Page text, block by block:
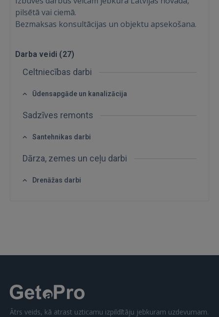
pilsētā vai ciemā.
Bezmaksas konsultācijas un objektu apsekošana.
Darba veidi (27)
Celtniecības darbi
Ūdensapgāde un kanalizācija
Sadzīves remonts
Santehnikas darbi
Dārza, zemes un ceļu darbi
Drenāžas darbi
Ātrs veids, kā atrast uzticamu izpildītāju jebkuram uzdevumam.